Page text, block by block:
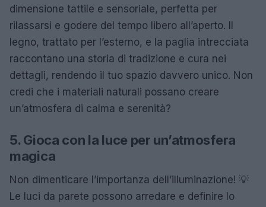
dimensione tattile e sensoriale, perfetta per
rilassarsi e godere del tempo libero all’aperto. Il
legno, trattato per l’esterno, e la paglia intrecciata
raccontano una storia di tradizione e cura nei
dettagli, rendendo il tuo spazio davvero unico. Non
credi che i materiali naturali possano creare
un’atmosfera di calma e serenità?
5. Gioca con la luce per un’atmosfera
magica
Non dimenticare l’importanza dell’illuminazione! 💡
Le luci da parete possono arredare e definire lo